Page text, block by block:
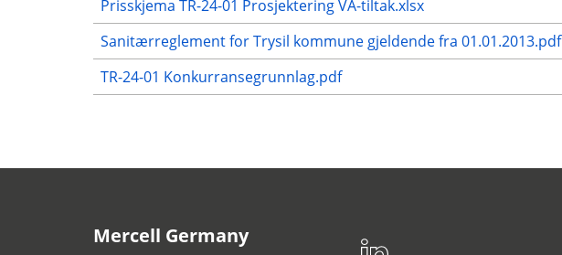
Prisskjema TR-24-01 Prosjektering VA-tiltak.xlsx
Sanitærreglement for Trysil kommune gjeldende fra 01.01.2013.pdf
TR-24-01 Konkurransegrunnlag.pdf
Mercell Germany